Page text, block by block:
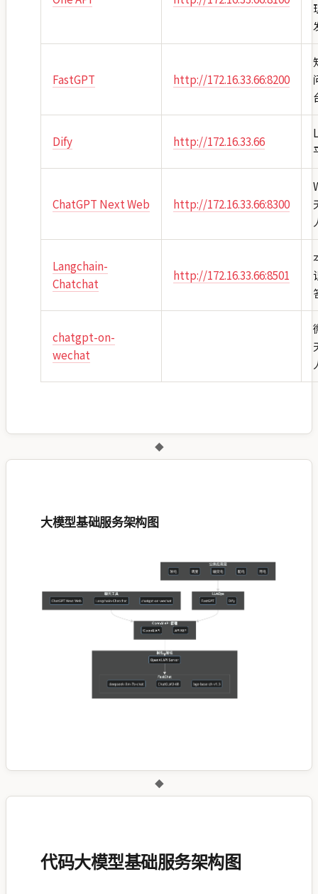
FastGPT http://172.16.33.66:8200
Dify http://172.16.33.66
ChatGPT Next Web http://172.16.33.66:8300
Langchain-
Chatchat
http://172.16.33.66:8501
chatgpt-on-
wechat
◆
大模型基础服务架构图
◆
代码大模型基础服务架构图